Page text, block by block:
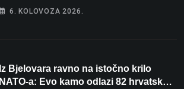
6. KOLOVOZA 2026.
Iz Bjelovara ravno na istočno krilo
NATO-a: Evo kamo odlazi 82 hrvatska